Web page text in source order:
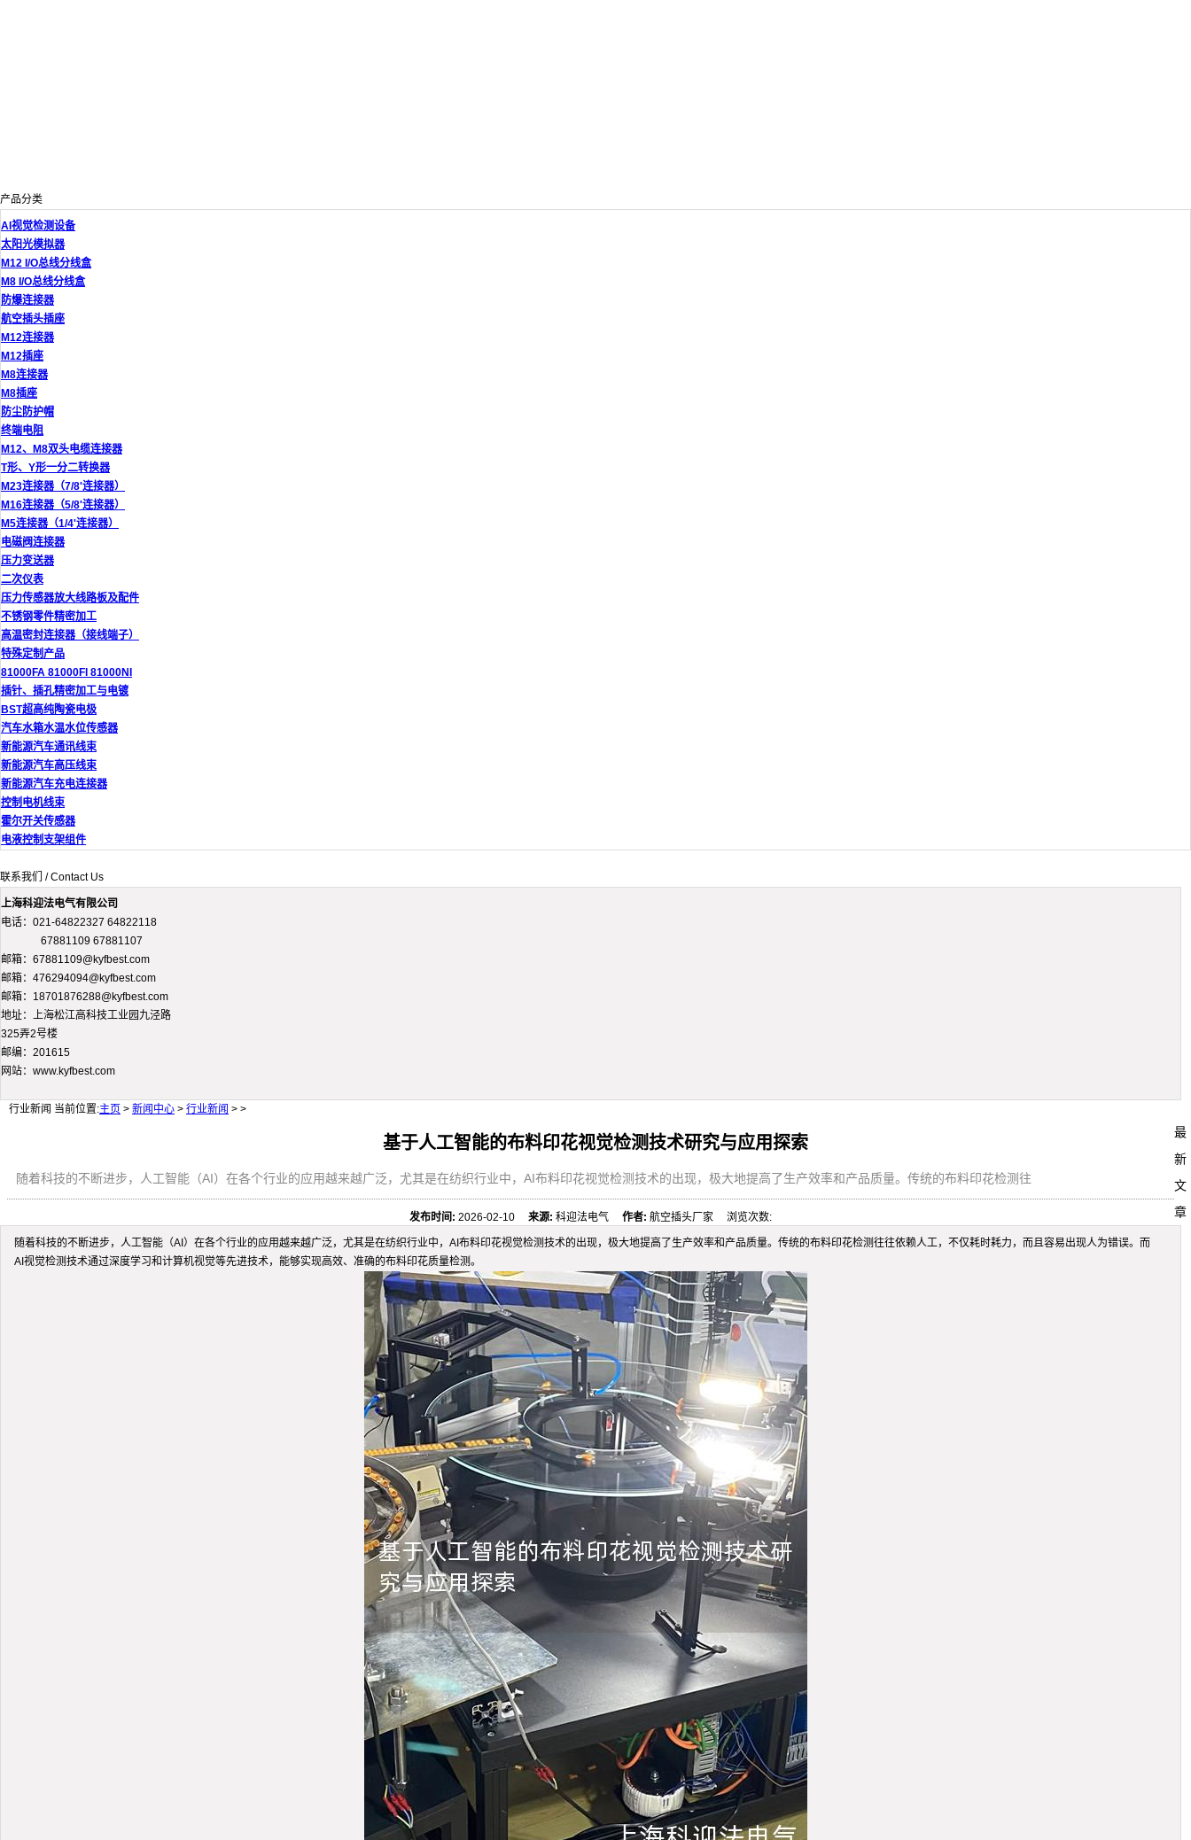
产品分类
AI视觉检测设备
太阳光模拟器
M12 I/O总线分线盒
M8 I/O总线分线盒
防爆连接器
航空插头插座
M12连接器
M12插座
M8连接器
M8插座
防尘防护帽
终端电阻
M12、M8双头电缆连接器
T形、Y形一分二转换器
M23连接器（7/8'连接器）
M16连接器（5/8'连接器）
M5连接器（1/4'连接器）
电磁阀连接器
压力变送器
二次仪表
压力传感器放大线路板及配件
不锈钢零件精密加工
高温密封连接器（接线端子）
特殊定制产品
81000FA 81000FI 81000NI
插针、插孔精密加工与电镀
BST超高纯陶瓷电极
汽车水箱水温水位传感器
新能源汽车通讯线束
新能源汽车高压线束
新能源汽车充电连接器
控制电机线束
霍尔开关传感器
电液控制支架组件
联系我们 / Contact Us
上海科迎法电气有限公司
电话：021-64822327 64822118
67881109 67881107
邮箱：67881109@kyfbest.com
邮箱：476294094@kyfbest.com
邮箱：18701876288@kyfbest.com
地址：上海松江高科技工业园九泾路
325弄2号楼
邮编：201615
网站：www.kyfbest.com
行业新闻 当前位置:主页 > 新闻中心 > 行业新闻 > >
基于人工智能的布料印花视觉检测技术研究与应用探索
随着科技的不断进步，人工智能（AI）在各个行业的应用越来越广泛，尤其是在纺织行业中，AI布料印花视觉检测技术的出现，极大地提高了生产效率和产品质量。传统的布料印花检测往
发布时间: 2026-02-10来源: 科迎法电气作者: 航空插头厂家 浏览次数:
随着科技的不断进步，人工智能（AI）在各个行业的应用越来越广泛，尤其是在纺织行业中，AI布料印花视觉检测技术的出现，极大地提高了生产效率和产品质量。传统的布料印花检测往往依赖人工，不仅耗时耗力，而且容易出现人为错误。而
AI视觉检测技术通过深度学习和计算机视觉等先进技术，能够实现高效、准确的布料印花质量检测。
最
新
文
章